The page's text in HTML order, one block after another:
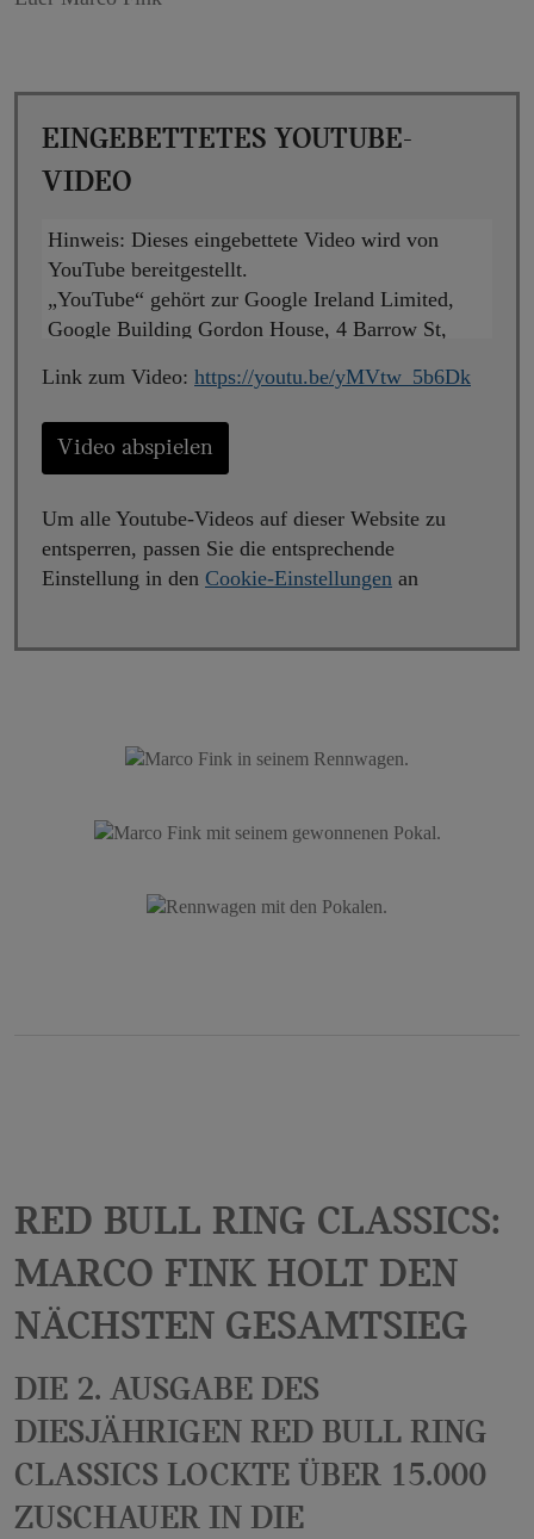
Eingebettetes YouTube-
Video
Hinweis: Dieses eingebettete Video wird von
YouTube bereitgestellt.
„YouTube“ gehört zur Google Ireland Limited,
Google Building Gordon House, 4 Barrow St,
Abspielen wird eine Verbindung zu den Servern
von YouTube hergestellt. Dabei wird YouTube
mitgeteilt, welche Seiten Sie besuchen. Wenn Sie
in Ihrem YouTube-Account eingeloggt sind, kann
YouTube Ihr Surfverhalten Ihnen persönlich
zuzuordnen. Dies verhindern Sie, indem Sie sich
vorher aus Ihrem YouTube-Account ausloggen.
Anbieter Cookies ein, die Hinweise über das
Wer das Speichern von Cookies für das Google-
Ads-Programm deaktiviert hat, wird auch beim
solchen Cookies rechnen müssen. YouTube legt
personenbezogene Nutzungsinformationen ab.
Möchten Sie dies verhindern, so müssen Sie das
Link zum Video: https://youtu.be/yMVtw_5b6Dk
Video abspielen
Um alle Youtube-Videos auf dieser Website zu
entsperren, passen Sie die entsprechende
Einstellung in den Cookie-Einstellungen an
Red Bull Ring Classics:
Marco Fink holt den
nächsten Gesamtsieg
Die 2. Ausgabe des
diesjährigen Red Bull Ring
Classics lockte über 15.000
Zuschauer in die